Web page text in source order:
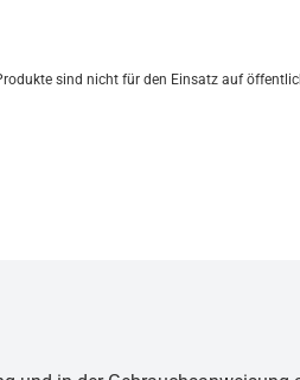
sind nicht für den Einsatz auf